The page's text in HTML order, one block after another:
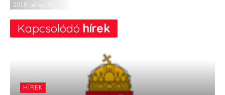
2018. július 30.
Kapcsolódó hírek
HÍREK